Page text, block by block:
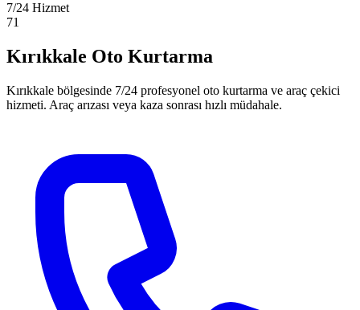
7/24 Hizmet
71
Kırıkkale Oto Kurtarma
Kırıkkale bölgesinde 7/24 profesyonel oto kurtarma ve araç çekici
hizmeti. Araç arızası veya kaza sonrası hızlı müdahale.